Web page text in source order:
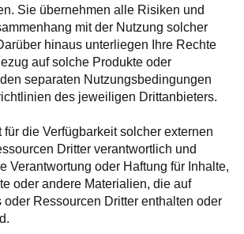
Sie übernehmen alle Risiken und
mit der Nutzung solcher
hinaus unterliegen Ihre Rechte
auf solche Produkte oder
separaten Nutzungsbedingungen
des jeweiligen Drittanbieters.
für die Verfügbarkeit solcher externen
Dritter verantwortlich und
Verantwortung oder Haftung für Inhalte,
oder andere Materialien, die auf
Ressourcen Dritter enthalten oder